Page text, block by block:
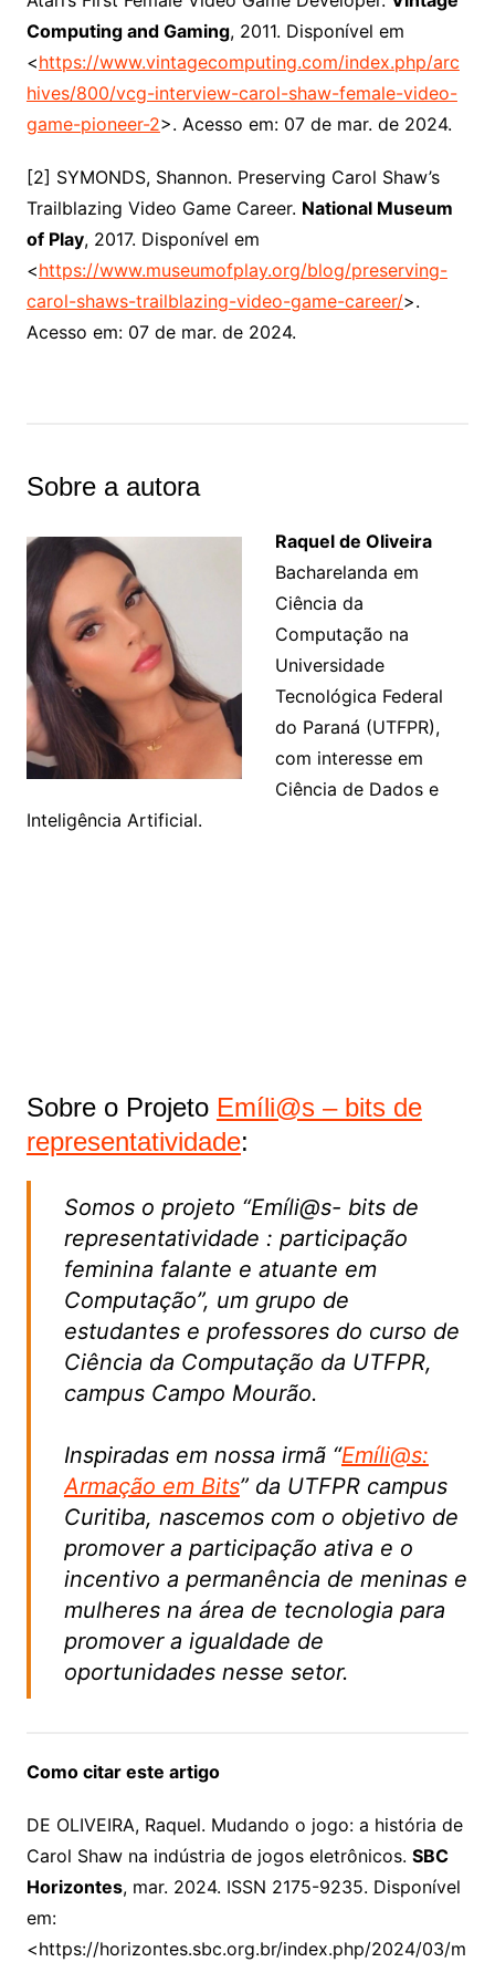
Computing and Gaming, 2011. Disponível em
<https://www.vintagecomputing.com/index.php/arc
hives/800/vcg-interview-carol-shaw-female-video-
game-pioneer-2>. Acesso em: 07 de mar. de 2024.
[2] SYMONDS, Shannon. Preserving Carol Shaw’s
Trailblazing Video Game Career. National Museum
of Play, 2017. Disponível em
<https://www.museumofplay.org/blog/preserving-
carol-shaws-trailblazing-video-game-career/>.
Acesso em: 07 de mar. de 2024.
Sobre a autora
Raquel de Oliveira
Bacharelanda em
Ciência da
Computação na
Universidade
Tecnológica Federal
do Paraná (UTFPR),
com interesse em
Ciência de Dados e
Inteligência Artificial.
Sobre o Projeto Emíli@s – bits de
representatividade:
Somos o projeto “Emíli@s- bits de
representatividade : participação
feminina falante e atuante em
Computação”, um grupo de
estudantes e professores do curso de
Ciência da Computação da UTFPR,
campus Campo Mourão.
Inspiradas em nossa irmã “Emíli@s:
Armação em Bits” da UTFPR campus
Curitiba, nascemos com o objetivo de
promover a participação ativa e o
incentivo a permanência de meninas e
mulheres na área de tecnologia para
promover a igualdade de
oportunidades nesse setor.
Como citar este artigo
DE OLIVEIRA, Raquel. Mudando o jogo: a história de
Carol Shaw na indústria de jogos eletrônicos. SBC
Horizontes, mar. 2024. ISSN 2175-9235. Disponível
em:
<https://horizontes.sbc.org.br/index.php/2024/03/m